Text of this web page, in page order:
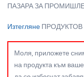
ПАЗАРА ЗА
Изтегляне ПРОДУКТОВ
Моля, приложете
на продукта към